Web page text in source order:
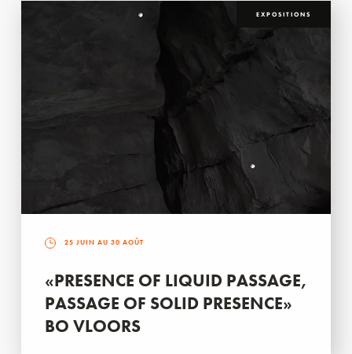
EXPOSITIONS
25 JUIN AU 30 AOÛT
«PRESENCE OF LIQUID PASSAGE,
PASSAGE OF SOLID PRESENCE»
BO VLOORS